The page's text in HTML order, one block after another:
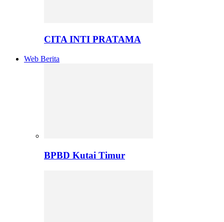
CITA INTI PRATAMA
Web Berita
BPBD Kutai Timur